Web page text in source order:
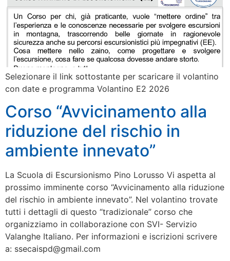
Selezionare il link sottostante per scaricare il volantino
con date e programma Volantino E2 2026
Corso “Avvicinamento alla
riduzione del rischio in
ambiente innevato”
La Scuola di Escursionismo Pino Lorusso Vi aspetta al
prossimo imminente corso “Avvicinamento alla riduzione
del rischio in ambiente innevato”. Nel volantino trovate
tutti i dettagli di questo “tradizionale” corso che
organizziamo in collaborazione con SVI- Servizio
Valanghe Italiano. Per informazioni e iscrizioni scrivere
a: ssecaispd@gmail.com